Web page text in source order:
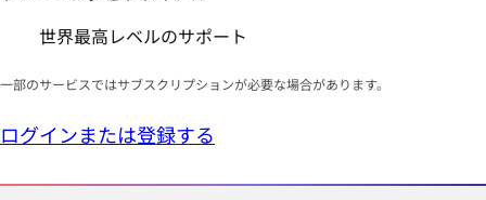
世界最高レベルのサポート
一部のサービスではサブスクリプションが必要な場合があります。
ログインまたは登録する